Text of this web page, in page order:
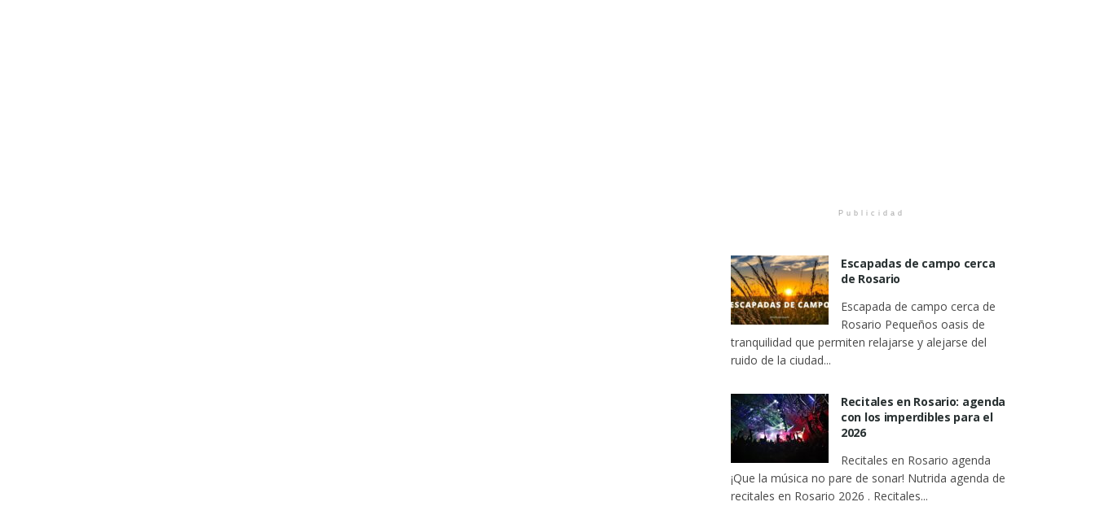
Publicidad
Escapadas de campo cerca
de Rosario
Escapada de campo cerca de
Rosario Pequeños oasis de
tranquilidad que permiten relajarse y alejarse del
ruido de la ciudad...
Recitales en Rosario: agenda
con los imperdibles para el
2026
Recitales en Rosario agenda
¡Que la música no pare de sonar! Nutrida agenda de
recitales en Rosario 2026 . Recitales...